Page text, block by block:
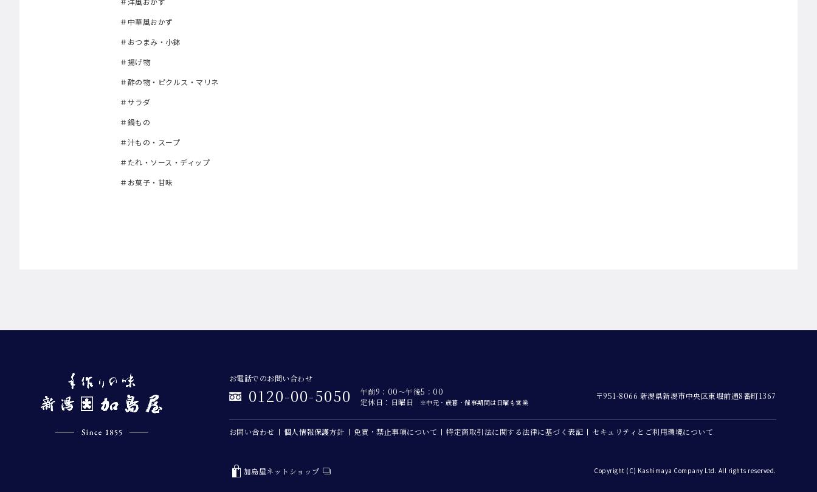
＃中華風おかず
＃おつまみ・小鉢
＃揚げ物
＃酢の物・ピクルス・マリネ
＃サラダ
＃鍋もの
＃汁もの・スープ
＃たれ・ソース・ディップ
＃お菓子・甘味
お電話でのお問い合わせ
0120-00-5050
午前9：00～午後5：00
定休日：日曜日
※中元・歳暮・催事期間は日曜も営業
〒951-8066 新潟県新潟市中央区東堀前通8番町1367
お問い合わせ 個人情報保護方針 免責・禁止事項について 特定商取引法に関する法律に基づく表記 セキュリティとご利用環境について
加島屋ネットショップ Copyright (C) Kashimaya Company Ltd. All rights reserved.